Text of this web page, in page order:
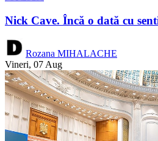
Nick Cave. Încă o dată cu
Rozana MIHALACHE
Vineri, 07 Aug